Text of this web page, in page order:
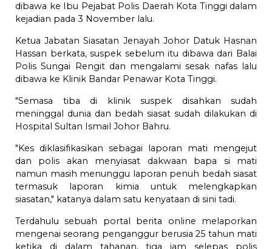
dibawa ke Ibu Pejabat Polis Daerah Kota Tinggi dalam
kejadian pada 3 November lalu.
Ketua Jabatan Siasatan Jenayah Johor Datuk Hasnan
Hassan berkata, suspek sebelum itu dibawa dari Balai
Polis Sungai Rengit dan mengalami sesak nafas lalu
dibawa ke Klinik Bandar Penawar Kota Tinggi.
"Semasa tiba di klinik suspek disahkan sudah
meninggal dunia dan bedah siasat sudah dilakukan di
Hospital Sultan Ismail Johor Bahru.
"Kes diklasifikasikan sebagai laporan mati mengejut
dan polis akan menyiasat dakwaan bapa si mati
namun masih menunggu laporan penuh bedah siasat
termasuk laporan kimia untuk melengkapkan
siasatan," katanya dalam satu kenyataan di sini tadi.
Terdahulu sebuah portal berita online melaporkan
mengenai seorang penganggur berusia 25 tahun mati
ketika di dalam tahanan, tiga jam selepas polis